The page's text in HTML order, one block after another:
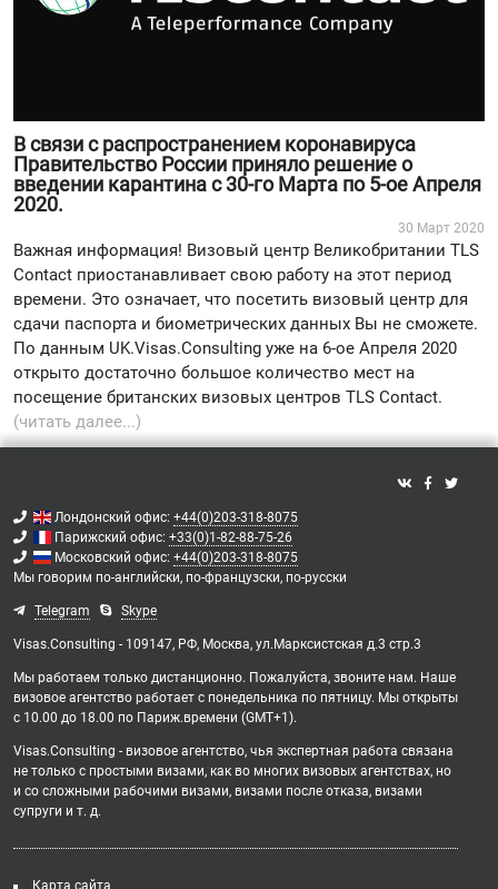
В связи с распространением коронавируса
Правительство России приняло решение о
введении карантина с 30-го Марта по 5-ое Апреля
2020.
30 Март 2020
Важная информация! Визовый центр Великобритании TLS
Contact приостанавливает свою работу на этот период
времени. Это означает, что посетить визовый центр для
сдачи паспорта и биометрических данных Вы не сможете.
По данным UK.Visas.Consulting уже на 6-ое Апреля 2020
открыто достаточно большое количество мест на
посещение британских визовых центров TLS Contact.
(читать далее...)
Лондонский офис: +44(0)203-318-8075
Парижский офис: +33(0)1-82-88-75-26
Московский офис: +44(0)203-318-8075
Мы говорим по-английски, по-французски, по-русски
Telegram Skype
Visas.Consulting - 109147, РФ, Москва, ул.Марксистская д.3 стр.3
Мы работаем только дистанционно. Пожалуйста, звоните нам. Наше
визовое агентство работает с понедельника по пятницу. Мы открыты
с 10.00 до 18.00 по Париж.времени (GMT+1).
Visas.Consulting - визовое агентство, чья экспертная работа связана
не только с простыми визами, как во многих визовых агентствах, но
и со сложными рабочими визами, визами после отказа, визами
супруги и т. д.